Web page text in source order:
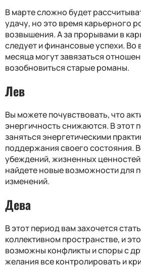
В марте сложно будет
удачу, но это время карьерного
возвышения. А за прорывами в
следует и финансовые успехи. Во
месяца могут завязаться
возобновиться старые романы.
Лев
Вы можете почувствовать, что
энергичность снижаются. В этот
заняться энергетическими
поддержания своего состояния.
убеждений, жизненных
найдете новые возможности для
изменений.
Дева
В этот период вам захочется
коллективном пространстве, и
возможны конфликты и споры с
желания все контролировать и